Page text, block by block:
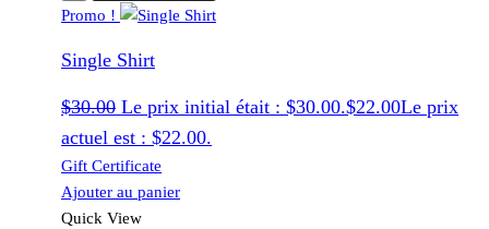
Promo !
Single Shirt
$30.00 Le prix initial était : $30.00.$22.00Le prix
actuel est : $22.00.
Gift Certificate
Ajouter au panier
Quick View